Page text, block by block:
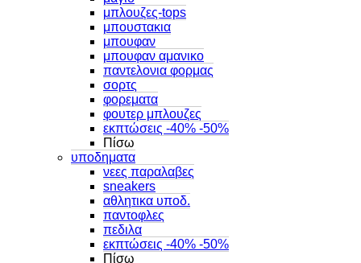
μπλουζες-tops
μπουστακια
μπουφαν
μπουφαν αμανικο
παντελονια φορμας
σορτς
φορεματα
φουτερ μπλουζες
εκπτώσεις -40% -50%
Πίσω
υποδηματα
νεες παραλαβες
sneakers
αθλητικα υποδ.
παντοφλες
πεδιλα
εκπτώσεις -40% -50%
Πίσω